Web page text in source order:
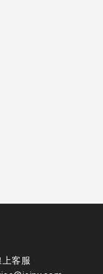
客服